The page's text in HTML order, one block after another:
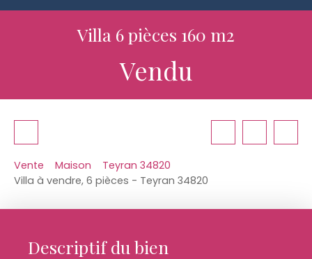
Villa 6 pièces 160 m2
Vendu
Vente Maison
Teyran 34820
Villa à vendre, 6 pièces - Teyran 34820
Descriptif du bien